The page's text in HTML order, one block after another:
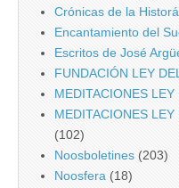
Crónicas de la
Encantamiento del
Escritos de José
FUNDACIÓN LEY
MEDITACIONES
MEDITACIONES
(102)
Noosboletines (203)
Noosfera (18)